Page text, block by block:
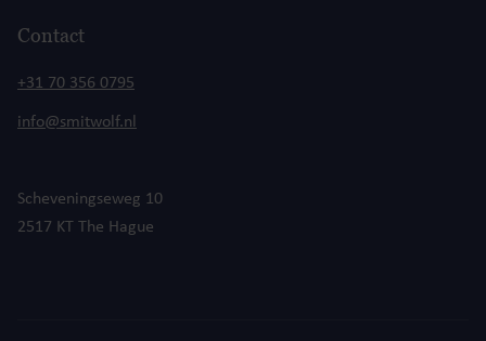
Contact
+31 70 356 0795
info@smitwolf.nl
Scheveningseweg 10
2517 KT The Hague